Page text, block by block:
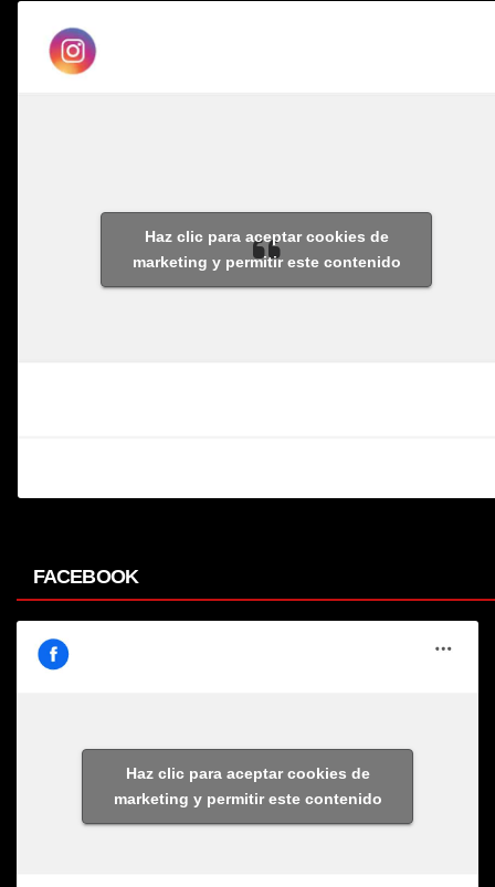
Haz clic para aceptar cookies de
marketing y permitir este contenido
FACEBOOK
Haz clic para aceptar cookies de
marketing y permitir este contenido